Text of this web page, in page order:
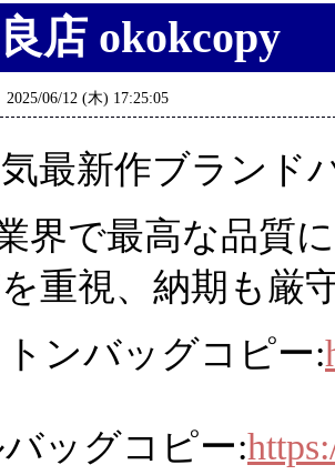
店 okokcopy
2025/06/12 (木) 17:25:05
最新作ブランド
界で最高な品質
重視、納期も厳
ンバッグコピー:
ッグコピー: